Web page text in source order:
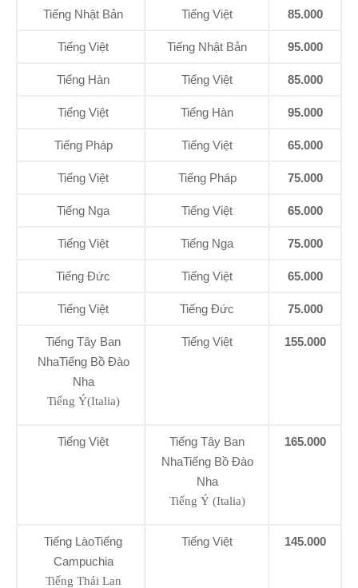
Tiếng Nhật Bản Tiếng Việt 85.000
Tiếng Việt Tiếng Nhật Bản 95.000
Tiếng Hàn Tiếng Việt 85.000
Tiếng Việt Tiếng Hàn 95.000
Tiếng Pháp Tiếng Việt 65.000
Tiếng Việt Tiếng Pháp 75.000
Tiếng Nga Tiếng Việt 65.000
Tiếng Việt Tiếng Nga 75.000
Tiếng Đức Tiếng Việt 65.000
Tiếng Việt Tiếng Đức 75.000
Tiếng Tây Ban
NhaTiếng Bồ Đào
Nha
Tiếng Ý(Italia)
Tiếng Việt 155.000
Tiếng Việt
Tiếng Tây Ban
NhaTiếng Bồ Đào
Nha
Tiếng Ý (Italia)
165.000
Tiếng LàoTiếng
Campuchia
Tiếng Thái Lan
Tiếng Việt 145.000